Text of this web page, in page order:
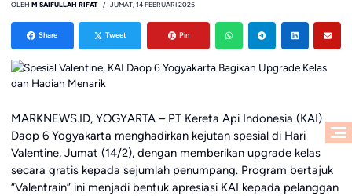
OLEH M SAIFULLAH RIFAT JUMAT, 14 FEBRUARI 2025
Share Tweet Pin
MARKNEWS.ID, YOGYARTA – PT Kereta Api Indonesia (KAI)
Daop 6 Yogyakarta menghadirkan kejutan spesial di Hari
Valentine, Jumat (14/2), dengan memberikan upgrade kelas
secara gratis kepada sejumlah penumpang. Program bertajuk
“Valentrain” ini menjadi bentuk apresiasi KAI kepada pelanggan